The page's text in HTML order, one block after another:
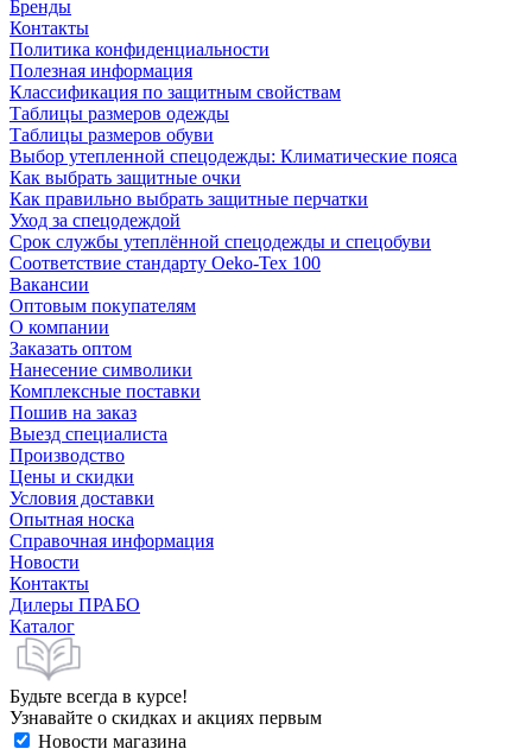
Бренды
Контакты
Политика конфиденциальности
Полезная информация
Классификация по защитным свойствам
Таблицы размеров одежды
Таблицы размеров обуви
Выбор утепленной спецодежды: Климатические пояса
Как выбрать защитные очки
Как правильно выбрать защитные перчатки
Уход за спецодеждой
Срок службы утеплённой спецодежды и спецобуви
Соответствие стандарту Oeko-Tex 100
Вакансии
Оптовым покупателям
О компании
Заказать оптом
Нанесение символики
Комплексные поставки
Пошив на заказ
Выезд специалиста
Производство
Цены и скидки
Условия доставки
Опытная носка
Справочная информация
Новости
Контакты
Дилеры ПРАБО
Каталог
Будьте всегда в курсе!
Узнавайте о скидках и акциях первым
Новости магазина